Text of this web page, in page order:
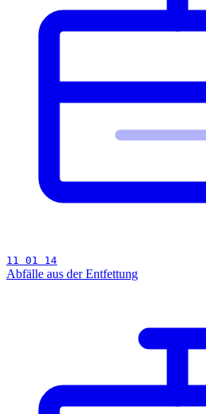
11 01 14
Abfälle aus der Entfettung